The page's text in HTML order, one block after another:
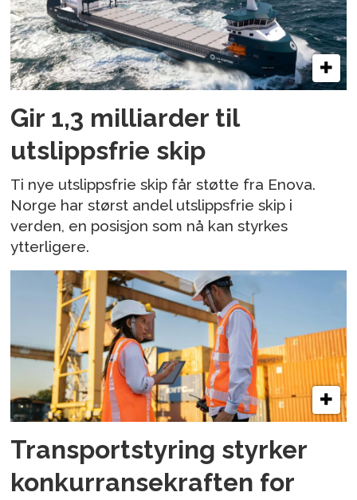
Gir 1,3 milliarder til
utslippsfrie skip
Ti nye utslippsfrie skip får støtte fra Enova.
Norge har størst andel utslippsfrie skip i
verden, en posisjon som nå kan styrkes
ytterligere.
Transportstyring styrker
konkurransekraften for